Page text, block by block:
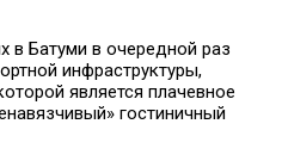
Батуми в очередной раз
инфраструктуры,
является плачевное
гостиничный